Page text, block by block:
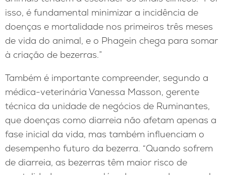
isso, é fundamental minimizar a incidência de
doenças e mortalidade nos primeiros três meses
de vida do animal, e o Phagein chega para somar
à criação de bezerras.”
Também é importante compreender, segundo a
médica-veterinária Vanessa Masson, gerente
técnica da unidade de negócios de Ruminantes,
que doenças como diarreia não afetam apenas a
fase inicial da vida, mas também influenciam o
desempenho futuro da bezerra. “Quando sofrem
de diarreia, as bezerras têm maior risco de